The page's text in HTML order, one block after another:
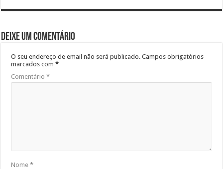
Deixe um comentário
O seu endereço de email não será publicado. Campos obrigatórios
marcados com*
Comentário*
Nome*